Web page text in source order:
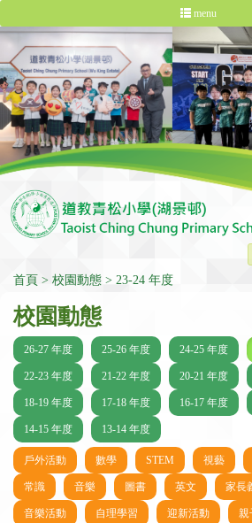
menu
首頁 校園動態 23-24 年度
校園動態
26-27 年度 25-26 年度 24-25 年度
22-23 年度 21-22 年度 20-21 年度
18-19 年度 17-18 年度 16-17 年度
14-15 年度 13-14 年度
戶外活動 數學 STEM 視藝
常識 音樂 圖書 英文 家長
音樂活動 自理學習 迎新活動 親